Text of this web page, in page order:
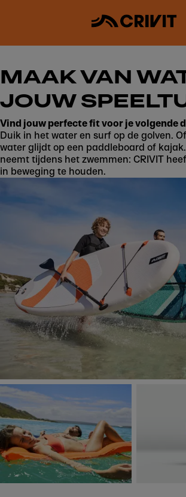
MAAK VAN
JOUW
Vind jouw perfecte fit voor je volgende
Duik in het water en surf op de golven.
water glijdt op een paddleboard of
neemt tijdens het zwemmen: CRIVIT
in beweging te houden.